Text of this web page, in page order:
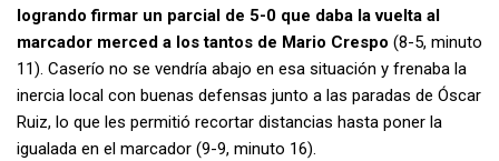
logrando firmar un parcial de 5-0 que daba la vuelta al
marcador merced a los tantos de Mario Crespo (8-5, minuto
11). Caserío no se vendría abajo en esa situación y frenaba la
inercia local con buenas defensas junto a las paradas de Óscar
Ruiz, lo que les permitió recortar distancias hasta poner la
igualada en el marcador (9-9, minuto 16).